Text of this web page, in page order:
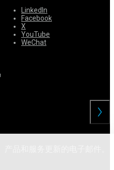
LinkedIn
Facebook
X
YouTube
WeChat